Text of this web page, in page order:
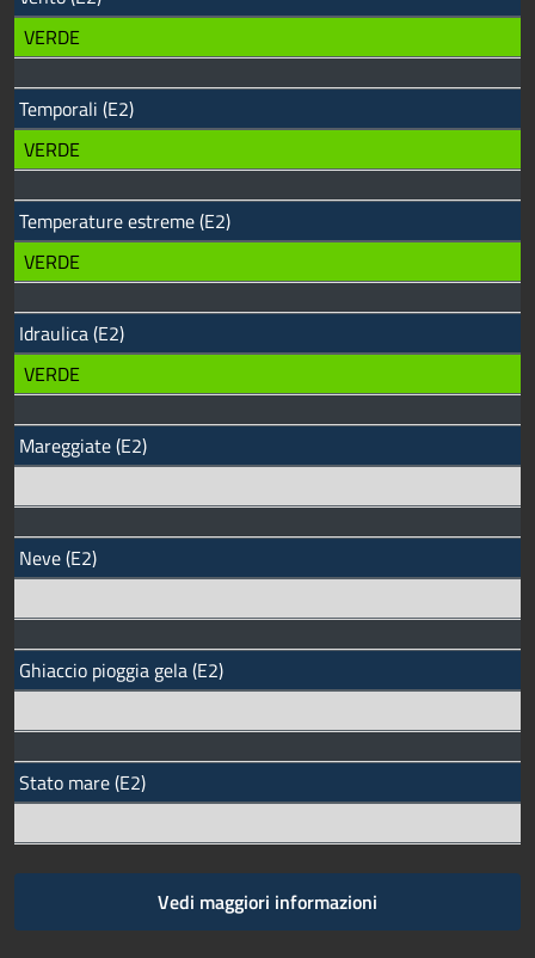
VERDE
Temporali (E2)
VERDE
Temperature estreme (E2)
VERDE
Idraulica (E2)
VERDE
Mareggiate (E2)
Neve (E2)
Ghiaccio pioggia gela (E2)
Stato mare (E2)
Vedi maggiori informazioni